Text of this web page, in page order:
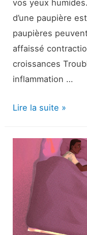
vos yeux
d’une paupière
paupières
affaissé
croissances
inflammation …
Troubles
paupières
Définition
et
éducation
du
patient
Lire la suite »